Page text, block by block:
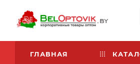
ГЛАВНАЯ